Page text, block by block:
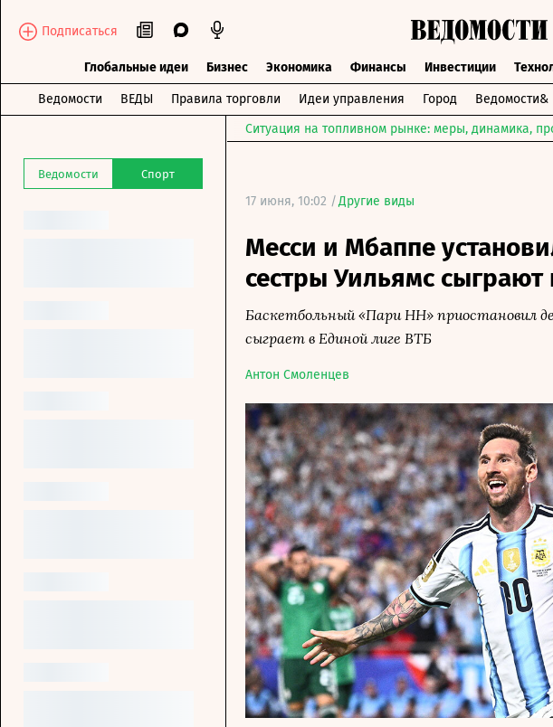
Подписаться
Глобальные идеи Бизнес Экономика Финансы Инвестиции
Ведомости ВЕДЫ Правила торговли Идеи управления Город Ведомости&
Ведомости Спорт
Ситуация на топливном рынке: меры, динамика,
17 июня, 10:02 /Другие виды
Месси и Мбаппе
сестры Уильямс
Баскетбольный «Пари НН» приостановил
сыграет в Единой лиге ВТБ
Антон Смоленцев